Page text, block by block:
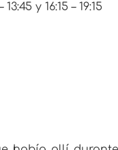
y 16:15 – 19:15